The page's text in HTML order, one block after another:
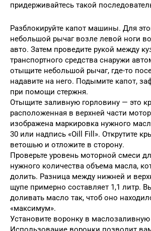
придерживайтесь такой
Разблокируйте капот машины. Для
небольшой рычаг возле левой ноги
авто. Затем проведите рукой между
транспортного средства снаружи
отыщите небольшой рычаг, где-то
надавите на него. Подымите капот,
при помощи стержня.
Отыщите заливную горловину — это
расположенная в верхней части
изображена маркировка нужного
30 или надпись «Oill Fill». Открутите
ветошью и отложите в сторону.
Проверьте уровень моторной смеси
нужного количества объема масла,
долить. Разница между нижней и
щупе примерно составляет 1,1 литр.
доливать масло так, чтоб оно
«максимум».
Установите воронку в